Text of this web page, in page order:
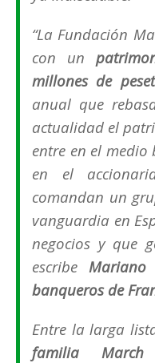
“La Fundación
con un
millones de
anual que
actualidad el
entre en el
en el
comandan un
vanguardia en
negocios y que
escribe Mariano
banqueros de
Entre la larga
familia March